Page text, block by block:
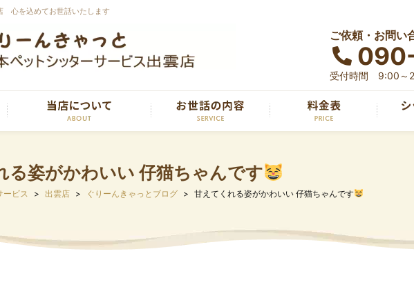
心を込めてお世話いたします
ご依頼・お問い
受付時間 9:00～
る姿がかわいい 仔猫ちゃんです
ービス 出雲店 ぐりーんきゃっとブログ 甘えてくれる姿がかわいい 仔猫ちゃんです